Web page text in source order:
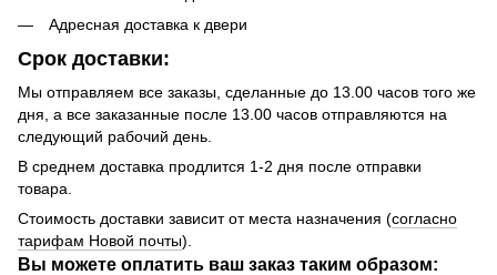
Адресная доставка к двери
Срок доставки:
Мы отправляем все заказы, сделанные до 13.00 часов того же
дня, а все заказанные после 13.00 часов отправляются на
следующий рабочий день.
В среднем доставка продлится 1-2 дня после отправки
товара.
Стоимость доставки зависит от места назначения (согласно
тарифам Новой почты).
Вы можете оплатить ваш заказ таким образом: